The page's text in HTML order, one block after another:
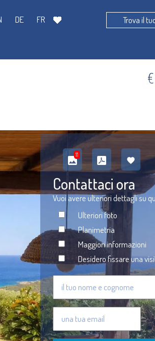
11
Contattaci ora
Vuoi avere ulteriori dettagli su
Ulteriori foto
Planimetria
Maggiori informazioni
Desidero fissare una
FR
DE Trova il